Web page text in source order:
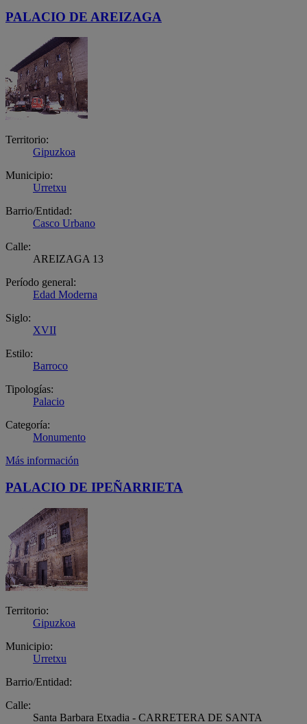
PALACIO DE AREIZAGA
Territorio:
Gipuzkoa
Municipio:
Urretxu
Barrio/Entidad:
Casco Urbano
Calle:
AREIZAGA 13
Período general:
Edad Moderna
Siglo:
XVII
Estilo:
Barroco
Tipologías:
Palacio
Categoría:
Monumento
Más información
PALACIO DE IPEÑARRIETA
Territorio:
Gipuzkoa
Municipio:
Urretxu
Barrio/Entidad:
Calle:
Santa Barbara Etxadia - CARRETERA DE SANTA